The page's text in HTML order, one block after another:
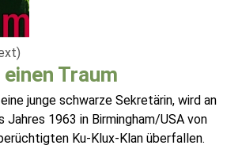
Traum
junge schwarze Sekretärin, wird an
Jahres 1963 in Birmingham/USA von
Ku-Klux-Klan überfallen.